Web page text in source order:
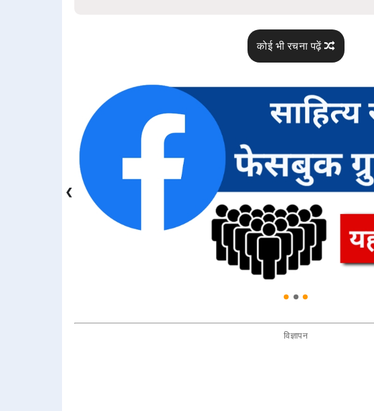
कोई भी रचना पढ़ें
❮
विज्ञापन